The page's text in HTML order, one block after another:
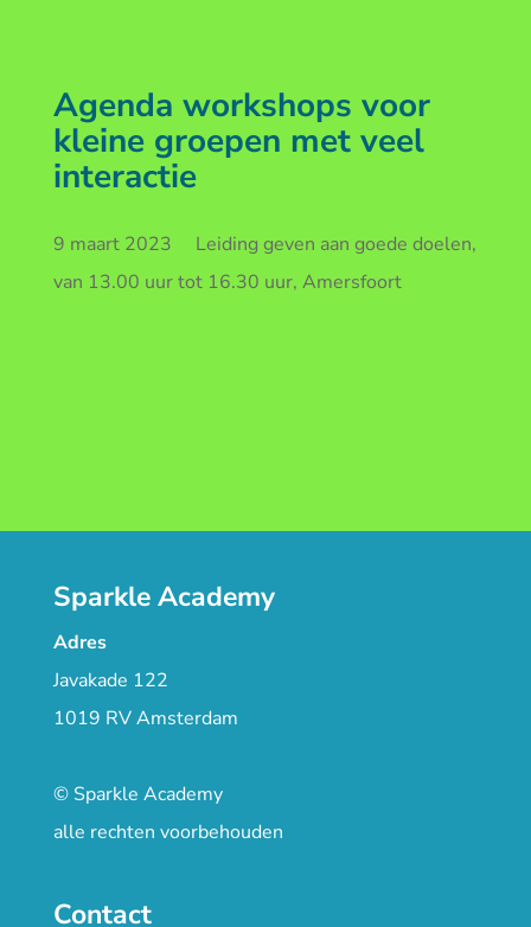
Agenda workshops voor
kleine groepen met veel
interactie
9 maart 2023 Leiding geven aan goede doelen,
van 13.00 uur tot 16.30 uur, Amersfoort
Sparkle Academy
Adres
Javakade 122
1019 RV Amsterdam
© Sparkle Academy
alle rechten voorbehouden
Contact